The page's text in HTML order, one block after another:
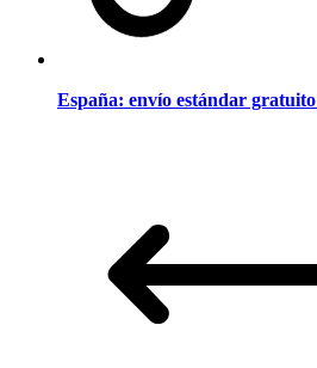
España: envío estándar gratuito